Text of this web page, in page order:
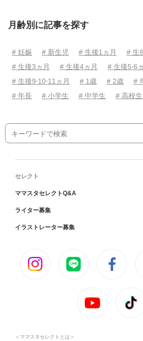
月齢別に記事を探す
# 妊娠 # 新生児 # 生後1ヵ月
# 生
# 生後3ヵ月
# 生後4ヵ月 # 生後5⋅6
# 生後9⋅10⋅11ヵ月
# 1歳 # 2歳 #
# 年長
# 小学生 # 中学生 # 高校生
セレクト
ママスタセレクトQ&A
ライター募集
イラストレーター募集
＜ママスタセレクトとは＞